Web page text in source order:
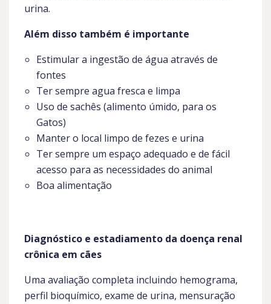
urina.
Além disso também é importante
Estimular a ingestão de água através de
fontes
Ter sempre agua fresca e limpa
Uso de sachês (alimento úmido, para os
Gatos)
Manter o local limpo de fezes e urina
Ter sempre um espaço adequado e de fácil
acesso para as necessidades do animal
Boa alimentação
Diagnóstico e estadiamento da doença renal
crônica em cães
Uma avaliação completa incluindo hemograma,
perfil bioquímico, exame de urina, mensuração